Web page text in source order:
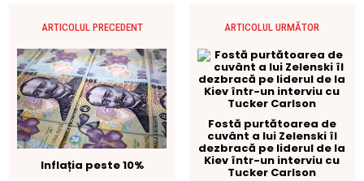
ARTICOLUL PRECEDENT
Inflația peste 10%
ARTICOLUL URMĂTOR
Fostă purtătoarea de
cuvânt a lui Zelenski îl
dezbracă pe liderul de la
Kiev într-un interviu cu
Tucker Carlson